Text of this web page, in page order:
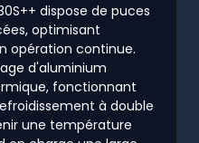
dispose de puces
optimisant
opération continue.
d'aluminium
fonctionnant
à double
une température